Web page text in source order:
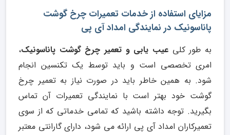
مزایای استفاده از خدمات تعمیرات چرخ گوشت
پاناسونیک در نمایندگی امداد آی پی
به طور کلی عیب یابی و تعمیر چرخ گوشت پاناسونیک،
امری تخصصی است و باید توسط یک تکنسین انجام
شود. به همین خاطر باید در صورت نیاز به تعمیر چرخ
گوشت خود بهتر است با نمایندگی تعمیرات آن تماس
بگیرید. توجه داشته باشید که تمامی خدماتی که از سوی
تعمیرکاران امداد آی پی ارائه می شود، دارای گارانتی معتبر